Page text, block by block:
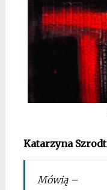
Katarzyna Szrodt
Mówią –